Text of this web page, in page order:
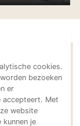
Artcookies.
bezoeken
er
accepteert. Met
website
kunnen je